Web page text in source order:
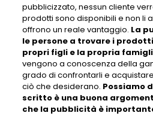
pubblicizzato, nessun cliente
prodotti sono disponibili e non li
offrono un reale vantaggio. La
le persone a trovare i
propri figli e la propria
vengono a conoscenza della
grado di confrontarli e
ciò che desiderano. Possiamo
scritto è una buona
che la pubblicità è